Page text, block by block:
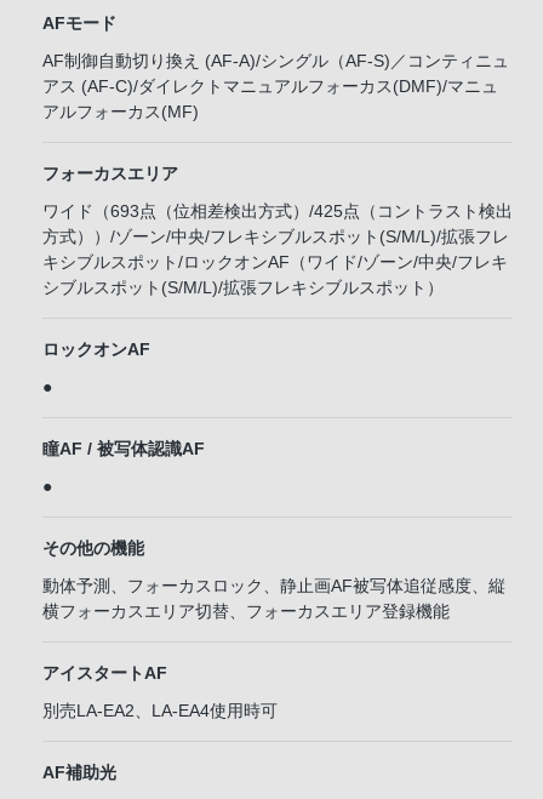
AFモード
AF制御自動切り換え (AF-A)/シングル（AF-S)／コンティニュ
アス (AF-C)/ダイレクトマニュアルフォーカス(DMF)/マニュ
アルフォーカス(MF)
フォーカスエリア
ワイド（693点（位相差検出方式）/425点（コントラスト検出
方式））/ゾーン/中央/フレキシブルスポット(S/M/L)/拡張フレ
キシブルスポット/ロックオンAF（ワイド/ゾーン/中央/フレキ
シブルスポット(S/M/L)/拡張フレキシブルスポット）
ロックオンAF
●
瞳AF / 被写体認識AF
●
その他の機能
動体予測、フォーカスロック、静止画AF被写体追従感度、縦
横フォーカスエリア切替、フォーカスエリア登録機能
アイスタートAF
別売LA-EA2、LA-EA4使用時可
AF補助光